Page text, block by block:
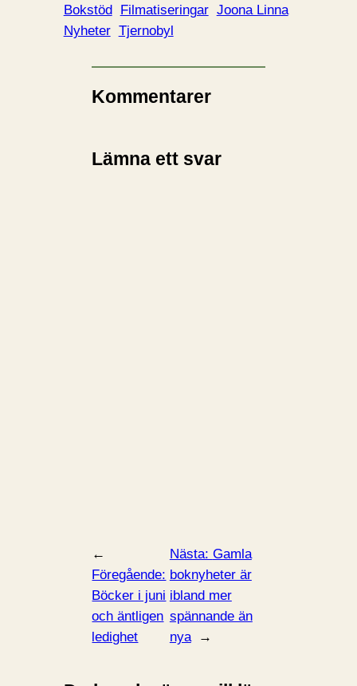
Bokstöd Filmatiseringar Joona Linna
Nyheter Tjernobyl
Kommentarer
Lämna ett svar
←
Föregående:
Böcker i juni
och äntligen
ledighet
Nästa: Gamla
boknyheter är
ibland mer
spännande än
nya
→